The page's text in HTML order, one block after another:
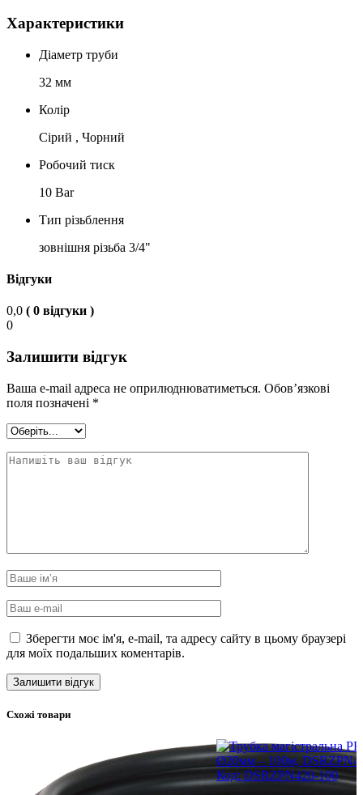
Характеристики
Діаметр труби
32 мм
Колір
Сірий , Чорний
Робочий тиск
10 Bar
Тип різьблення
зовнішня різьба 3/4"
Відгуки
0,0 ( 0 відгуки )
0
Залишити відгук
Ваша e-mail адреса не оприлюднюватиметься. Обов’язкові
поля позначені *
Зберегти моє ім'я, e-mail, та адресу сайту в цьому браузері
для моїх подальших коментарів.
Схожі товари
Код: DSRZPN420-100